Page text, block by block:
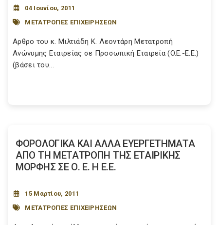
04 Ιουνίου, 2011
ΜΕΤΑΤΡΟΠΕΣ ΕΠΙΧΕΙΡΗΣΕΩΝ
Αρθρο του κ. Μιλτιάδη Κ. Λεοντάρη Mετατροπή
Aνώνυμης Eταιρείας σε Προσωπική Eταιρεία (O.E.-E.E.)
(βάσει του...
ΦΟΡΟΛΟΓΙΚΑ ΚΑΙ ΑΛΛΑ ΕΥΕΡΓΕΤΗΜΑΤΑ
ΑΠΟ ΤΗ ΜΕΤΑΤΡΟΠΗ ΤΗΣ ΕΤΑΙΡΙΚΗΣ
ΜΟΡΦΗΣ ΣΕ Ο. Ε. Η Ε.Ε.
15 Μαρτίου, 2011
ΜΕΤΑΤΡΟΠΕΣ ΕΠΙΧΕΙΡΗΣΕΩΝ